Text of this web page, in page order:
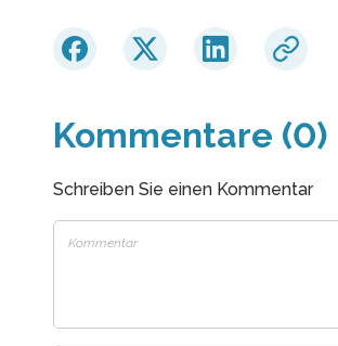
Kommentare (0)
Schreiben Sie einen Kommentar